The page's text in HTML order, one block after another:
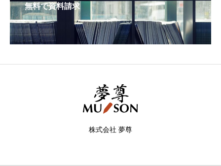
無料で資料請求
株式会社 夢尊